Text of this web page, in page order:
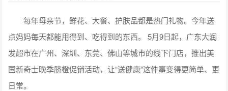
每年母亲节，鲜花、大餐、护肤品都是热门礼物。今年送
点妈妈每天都能用得到、吃得到的东西。 5月9日起，广东大润
发超市在广州、深圳、东莞、佛山等城市的线下门店，推出美
国新奇士晚季脐橙促销活动，让“送健康”这件事变得更简单、更
日常。